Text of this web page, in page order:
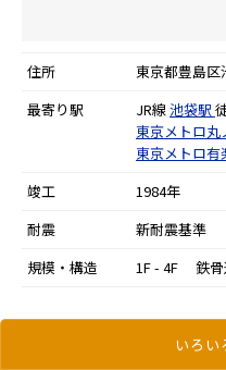
いろい
住所
東京都豊島
最寄り駅
JR線池袋駅
東京メトロ丸
東京メトロ有
竣工
1984年
耐震
新耐震基準
規模・構造
1F - 4F 鉄骨